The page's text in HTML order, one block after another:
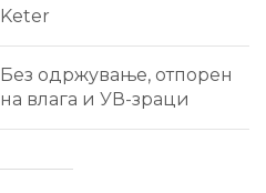
Keter
Без одржување, отпорен
на влага и УВ-зраци